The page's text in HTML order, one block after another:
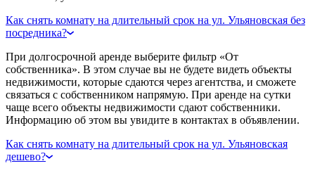
Как снять комнату на длительный срок на ул. Ульяновская без
посредника?
При долгосрочной аренде выберите фильтр «От
собственника». В этом случае вы не будете видеть объекты
недвижимости, которые сдаются через агентства, и сможете
связаться с собственником напрямую. При аренде на сутки
чаще всего объекты недвижимости сдают собственники.
Информацию об этом вы увидите в контактах в объявлении.
Как снять комнату на длительный срок на ул. Ульяновская
дешево?